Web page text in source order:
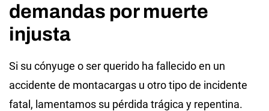
demandas por muerte
injusta
Si su cónyuge o ser querido ha fallecido en un
accidente de montacargas u otro tipo de incidente
fatal, lamentamos su pérdida trágica y repentina.